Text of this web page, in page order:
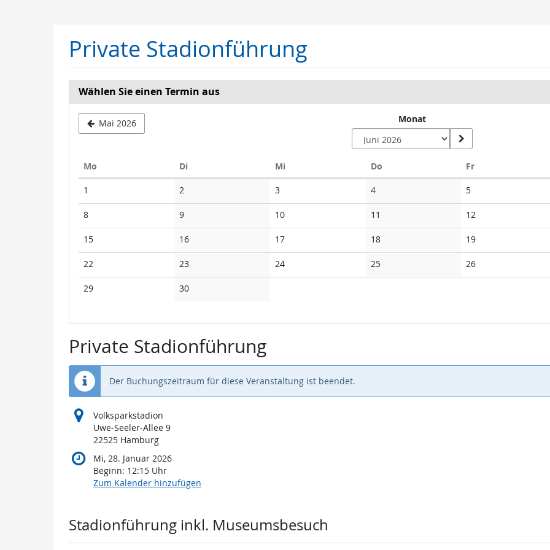
Private Stadionführung
Wählen Sie einen Termin aus
Mai 2026 Monat
Mo DiDienstag MiMittwoch Do FrFreitag
1
Veranstaltungen
2
Veranstaltungen
3Keine
Veranstaltungen
4Keine
Veranstaltungen
5Keine
Veranstaltungen
8Keine
Veranstaltungen
9Keine
Veranstaltungen
10Keine
Veranstaltungen
11
Veranstaltungen
12
Veranstaltungen
15Keine
Veranstaltungen
16Keine
Veranstaltungen
17Keine
Veranstaltungen
18Keine
Veranstaltungen
19Keine
Veranstaltungen
22
Veranstaltungen
23Keine
Veranstaltungen
24Keine
Veranstaltungen
25Keine
Veranstaltungen
26Keine
Veranstaltungen
29Keine
30Keine
Private Stadionführung
Der Buchungszeitraum für diese Veranstaltung ist beendet.
Volksparkstadion
Uwe-Seeler-Allee 9
22525 Hamburg
Mi, 28. Januar 2026
Beginn: 12:15 Uhr
Zum Kalender hinzufügen
Produkte
Stadionführung inkl. Museumsbesuch